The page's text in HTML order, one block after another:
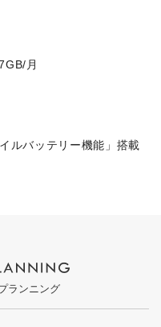
月
ルバッテリー機能」搭載
ランニング